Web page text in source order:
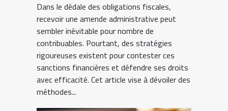
Dans le dédale des obligations fiscales,
recevoir une amende administrative peut
sembler inévitable pour nombre de
contribuables. Pourtant, des stratégies
rigoureuses existent pour contester ces
sanctions financières et défendre ses droits
avec efficacité. Cet article vise à dévoiler des
méthodes...